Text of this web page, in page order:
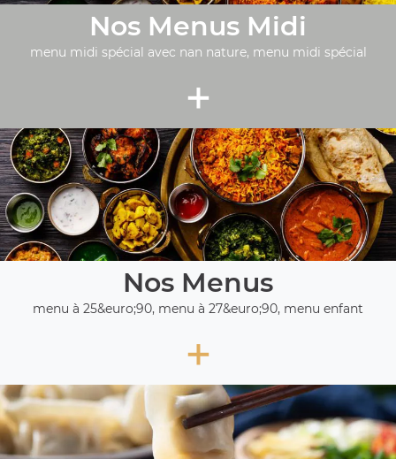
Nos Menus Midi
menu midi spécial avec nan nature, menu midi spécial
+
Nos Menus
menu à 25&euro;90, menu à 27&euro;90, menu enfant
+